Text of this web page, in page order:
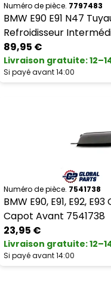
Numéro de pièce. 7797483
BMW E90 E91 N47
Refroidisseur
89,95 €
Livraison gratuite:
Si payé avant 14:00
Numéro de pièce. 7541738
BMW E90, E91, E92,
Capot Avant 7541738
23,95 €
Livraison gratuite:
Si payé avant 14:00